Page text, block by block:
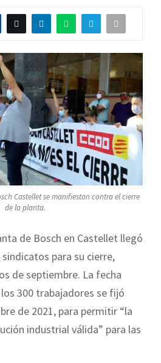
Castellet se manifiestan contra el cierre
de la planta.
de Bosch en Castellet llegó
para su cierre,
de septiembre. La fecha
300 trabajadores se fijó
de 2021, para permitir “la
industrial válida” para las